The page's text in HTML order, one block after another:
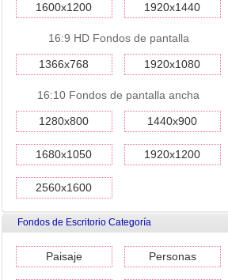
1600x1200 1920x1440
16:9 HD Fondos de pantalla
1366x768 1920x1080
16:10 Fondos de pantalla ancha
1280x800 1440x900
1680x1050 1920x1200
2560x1600
Fondos de Escritorio Categoría
Paisaje Personas